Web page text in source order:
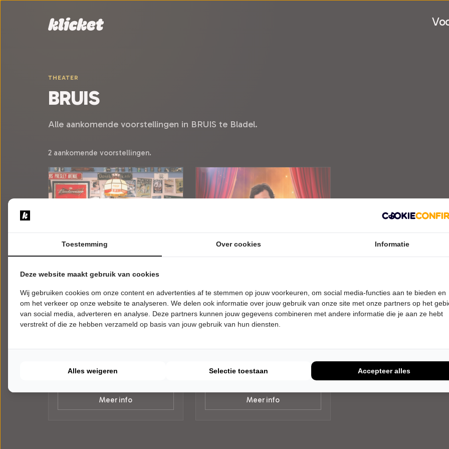
THEATER
BRUIS
Alle aankomende voorstellingen in BRUIS te Bladel.
2 aankomende voorstellingen.
ZATERDAG 17 OKTOBER 2026 • 20:30
UUR
The Wieners
Happy Days
Meer info
WOENSDAG 17 MAART 2027 • 15:30
UUR
Steven Kazàn
Hoe dan!
Meer info
Toestemming Over cookies Informatie
Deze website maakt gebruik van cookies
Wij gebruiken cookies om onze content en advertenties af te stemmen op jouw voorkeuren, om social media-functies aan te bieden en
om het verkeer op onze website te analyseren. We delen ook informatie over jouw gebruik van onze site met onze partners op het
van social media, adverteren en analyse. Deze partners kunnen jouw gegevens combineren met andere informatie die je aan ze hebt
verstrekt of die ze hebben verzameld op basis van jouw gebruik van hun diensten.
Alles weigeren Selectie toestaan Accepteer alles